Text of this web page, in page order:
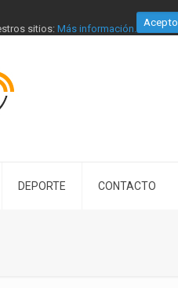
DEPORTE CONTACTO
sitios: Más información. Acepto